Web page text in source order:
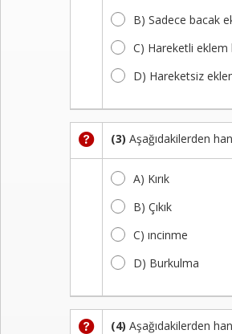
B) Sadece bacak
C) Hareketli eklem
D) Hareketsiz
(3) Aşağıdakilerden
A) Kırık
B) Çıkık
C) ıncinme
D) Burkulma
(4) Aşağıdakilerden